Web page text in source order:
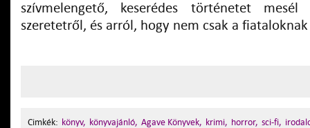
szívmelengető, keserédes történetet mesél
szeretetről, és arról, hogy nem csak a
Cimkék: könyv, könyvajánló, Agave Könyvek, krimi, horror, sci-fi,